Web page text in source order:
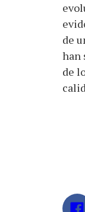
de
han
de